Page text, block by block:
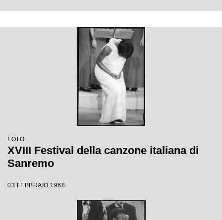
FOTO
XVIII Festival della canzone italiana di
Sanremo
03 FEBBRAIO 1968